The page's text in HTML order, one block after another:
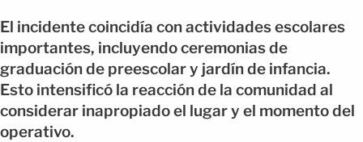
El incidente coincidía con actividades escolares
importantes, incluyendo ceremonias de
graduación de preescolar y jardín de infancia.
Esto intensificó la reacción de la comunidad al
considerar inapropiado el lugar y el momento del
operativo.